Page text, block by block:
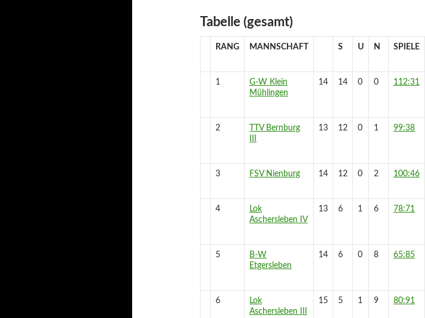
Tabelle (gesamt)
RANG MANNSCHAFT S U N SPIELE
1
G-W Klein
Mühlingen
14 14 0 0 112:31
2
TTV Bernburg
13 12 0 1 99:38
3 FSV Nienburg 14 12 0 2 100:46
4
Lok
Aschersleben IV
13 6 1 6 78:71
5
B-W
Etgersleben
14 6 0 8 65:85
6
Lok
Aschersleben III
15 5 1 9 80:91